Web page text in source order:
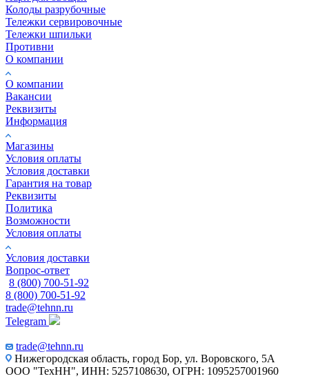
Колоды разрубочные
Тележки сервировочные
Тележки шпильки
Противни
О компании
О компании
Вакансии
Реквизиты
Информация
Магазины
Условия оплаты
Условия доставки
Гарантия на товар
Реквизиты
Политика
Возможности
Условия оплаты
Условия доставки
Вопрос-ответ
8 (800) 700-51-92
8 (800) 700-51-92
trade@tehnn.ru
Telegram
trade@tehnn.ru
Нижегородская область, город Бор, ул. Воровского, 5А
ООО "ТехНН", ИНН: 5257108630, ОГРН: 1095257001960